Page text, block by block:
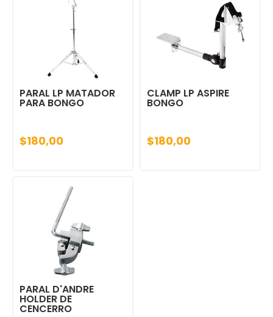
PARAL LP MATADOR
PARA BONGO
$180,00
CLAMP LP ASPIRE
BONGO
$180,00
PARAL D'ANDRE
HOLDER DE
CENCERRO